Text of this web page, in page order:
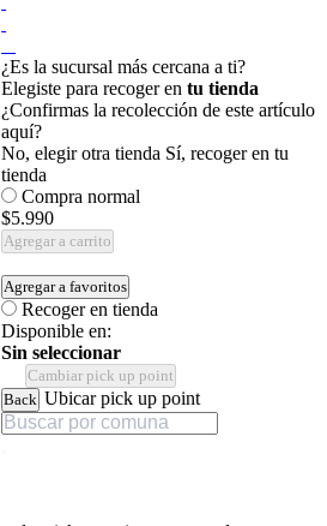
¿Es la sucursal más cercana a ti?
Elegiste para recoger entu tienda
¿Confirmas la recolección de este artículo
aquí?
No, elegir otra tienda Sí, recoger en tu
tienda
Compra normal
$5.990
Agregar a carrito
Agregar a favoritos
Recoger en tienda
Disponible en:
Sin seleccionar
Cambiar pick up point
Back Ubicar pick up point